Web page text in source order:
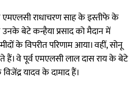
एमएलसी राधाचरण साह के इस्तीफे के
उनके बेटे कन्हैया प्रसाद को मैदान में
के विपरीत परिणाम आया। वहीं, सोनू
हैं। वे पूर्व एमएलसी लाल दास राय के बेटे
यादव के दामाद हैं।